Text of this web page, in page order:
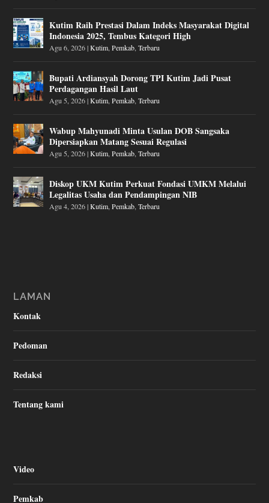
Kutim Raih Prestasi Dalam Indeks Masyarakat Digital
Indonesia 2025, Tembus Kategori High
Agu 6, 2026|Kutim ,Pemkab ,Terbaru
Bupati Ardiansyah Dorong TPI Kutim Jadi Pusat
Perdagangan Hasil Laut
Agu 5, 2026|Kutim ,Pemkab ,Terbaru
Wabup Mahyunadi Minta Usulan DOB Sangsaka
Dipersiapkan Matang Sesuai Regulasi
Agu 5, 2026|Kutim ,Pemkab ,Terbaru
Diskop UKM Kutim Perkuat Fondasi UMKM Melalui
Legalitas Usaha dan Pendampingan NIB
Agu 4, 2026|Kutim ,Pemkab ,Terbaru
LAMAN
Kontak
Pedoman
Redaksi
Tentang kami
Video
Pemkab